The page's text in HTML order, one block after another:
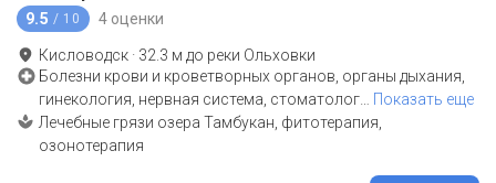
9.5 / 10 4 оценки
Кисловодск · 32.3 м до реки Ольховки
Болезни крови и кроветворных органов, органы дыхания,
гинекология, нервная система, стоматолог… Показать еще
Лечебные грязи озера Тамбукан, фитотерапия,
озонотерапия